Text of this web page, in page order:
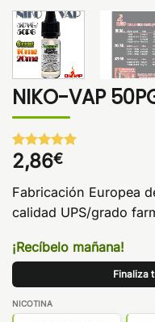
NIKO-VAP
Valorado
con5 de 5
1
valoración
de un
2,86€
Fabricación Europea
calidad UPS/grado
¡Recíbelo mañana!
Finaliza
NICOTINA